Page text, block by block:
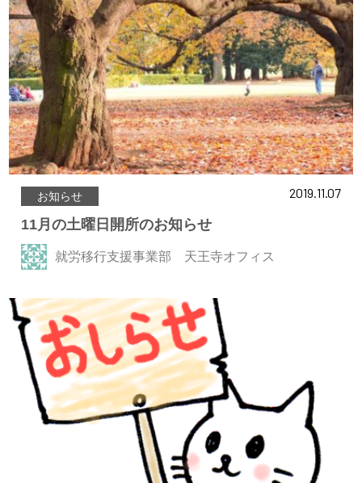
お知らせ 2019.11.07
11月の土曜日開所のお知らせ
就労移行支援事業部 天王寺オフィス